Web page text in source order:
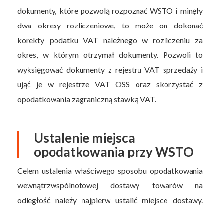
dokumenty, które pozwolą rozpoznać WSTO i minęły
dwa okresy rozliczeniowe, to może on dokonać
korekty podatku VAT należnego w rozliczeniu za
okres, w którym otrzymał dokumenty. Pozwoli to
wyksięgować dokumenty z rejestru VAT sprzedaży i
ująć je w rejestrze VAT OSS oraz skorzystać z
opodatkowania zagraniczną stawką VAT.
Ustalenie miejsca
opodatkowania przy WSTO
Celem ustalenia właściwego sposobu opodatkowania
wewnątrzwspólnotowej dostawy towarów na
odległość należy najpierw ustalić miejsce dostawy.